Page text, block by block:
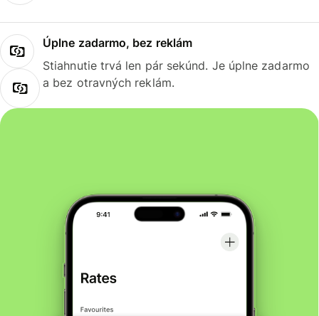
Úplne zadarmo, bez reklám
Stiahnutie trvá len pár sekúnd. Je úplne zadarmo
a bez otravných reklám.